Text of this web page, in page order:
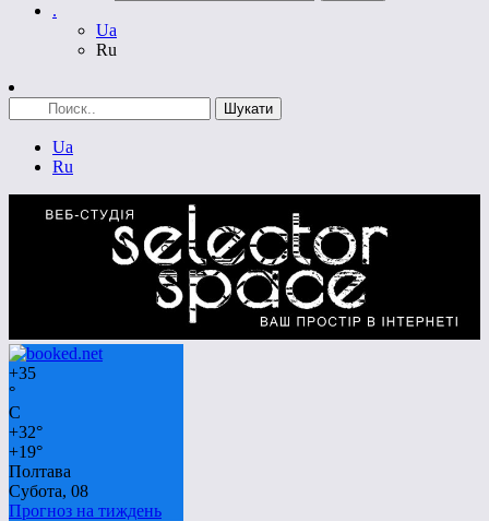
.
Ua
Ru
Ua
Ru
+35
°
C
+32°
+19°
Полтава
Субота, 08
Прогноз на тиждень